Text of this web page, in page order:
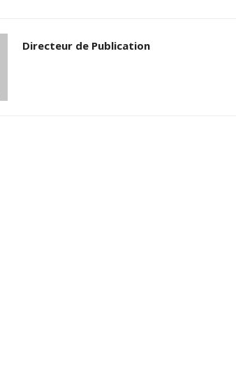
Directeur de Publication